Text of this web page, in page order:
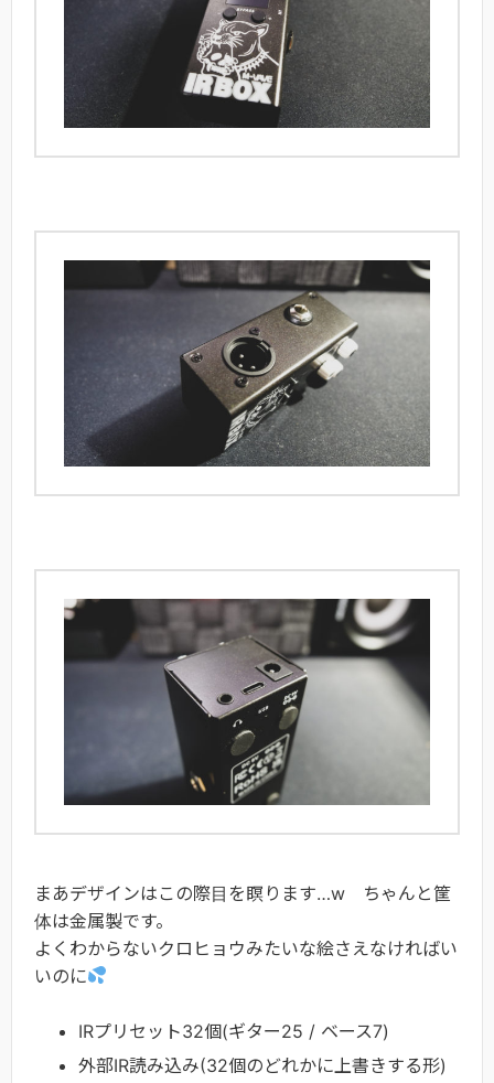
まあデザインはこの際目を瞑ります…w ちゃんと筐
体は金属製です。
よくわからないクロヒョウみたいな絵さえなければい
いのに
IRプリセット32個(ギター25 / ベース7)
外部IR読み込み(32個のどれかに上書きする形)